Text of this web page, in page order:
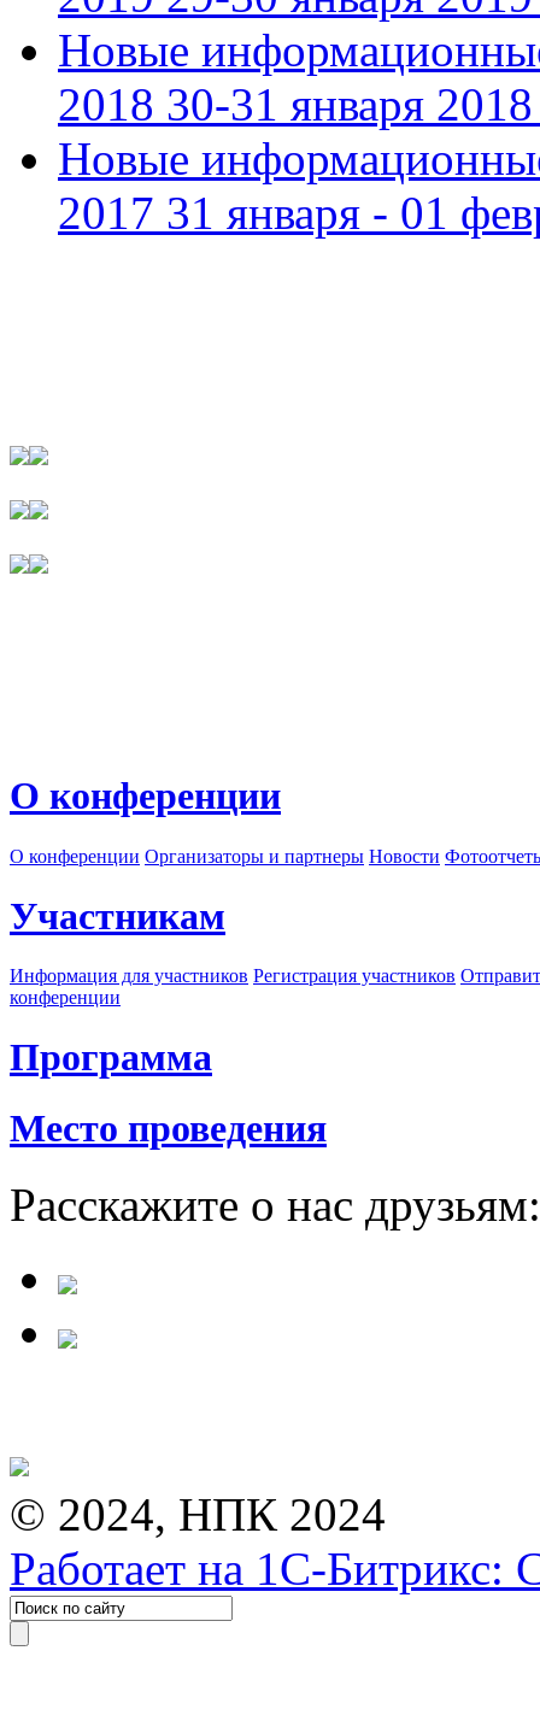
Новые
2018 30-31 января 2018
Новые
2017 31 января - 01
О конференции
О конференции Организаторы и партнеры Новости
Участникам
Информация для участников Регистрация участников
конференции
Программа
Место проведения
Расскажите о нас друзьям:
© 2024, НПК 2024
Работает на 1С-Битрикс: